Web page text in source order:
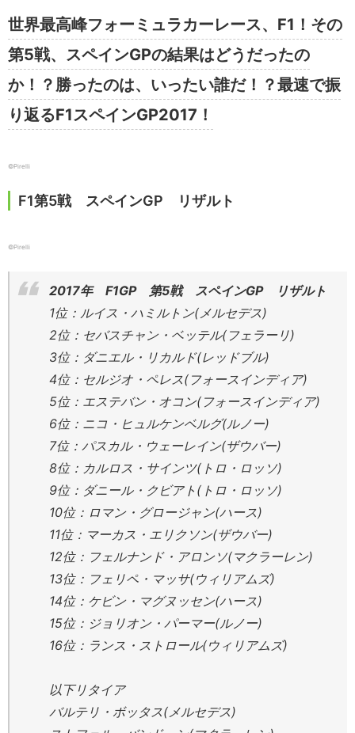
世界最高峰フォーミュラカーレース、F1！その
第5戦、スペインGPの結果はどうだったの
か！？勝ったのは、いったい誰だ！？最速で振
り返るF1スペインGP2017！
©Pirelli
F1第5戦 スペインGP リザルト
©Pirelli
2017年 F1GP 第5戦 スペインGP リザルト
1位：ルイス・ハミルトン(メルセデス)
2位：セバスチャン・ベッテル(フェラーリ)
3位：ダニエル・リカルド(レッドブル)
4位：セルジオ・ペレス(フォースインディア)
5位：エステバン・オコン(フォースインディア)
6位：ニコ・ヒュルケンベルグ(ルノー)
7位：パスカル・ウェーレイン(ザウバー)
8位：カルロス・サインツ(トロ・ロッソ)
9位：ダニール・クビアト(トロ・ロッソ)
10位：ロマン・グロージャン(ハース)
11位：マーカス・エリクソン(ザウバー)
12位：フェルナンド・アロンソ(マクラーレン)
13位：フェリペ・マッサ(ウィリアムズ)
14位：ケビン・マグヌッセン(ハース)
15位：ジョリオン・パーマー(ルノー)
16位：ランス・ストロール(ウィリアムズ)
以下リタイア
バルテリ・ボッタス(メルセデス)